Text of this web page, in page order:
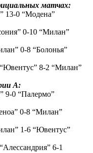
матчах:
13-0 “Модена”
0-10 “Милан”
0-8 “Болонья”
8-2 “Милан”
А:
9-0 “Палермо”
0-8 “Милан”
1-6 “Ювентус”
6-1